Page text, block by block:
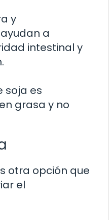
y
a
intestinal y
soja es
grasa y no
otra opción que
el